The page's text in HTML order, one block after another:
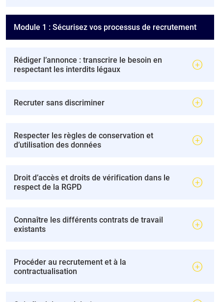
Module 1 : Sécurisez vos processus de recrutement
Rédiger l’annonce : transcrire le besoin en
respectant les interdits légaux
Recruter sans discriminer
Respecter les règles de conservation et
d’utilisation des données
Droit d’accès et droits de vérification dans le
respect de la RGPD
Connaître les différents contrats de travail
existants
Procéder au recrutement et à la
contractualisation